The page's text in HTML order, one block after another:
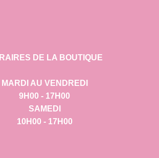
DE LA BOUTIQUE
MARDI AU VENDREDI
9H00 - 17H00
SAMEDI
10H00 - 17H00